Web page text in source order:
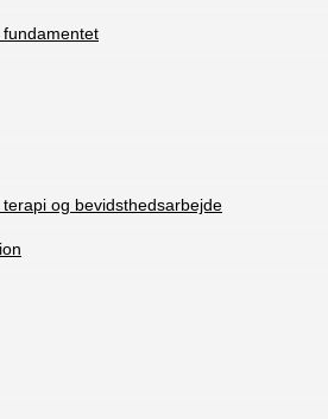
og bevidsthedsarbejde